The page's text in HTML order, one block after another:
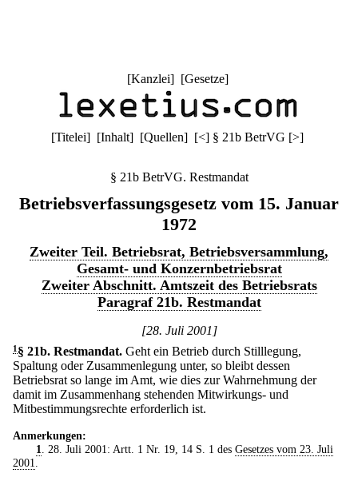
[Kanzlei] [Gesetze]
[Titelei] [Inhalt] [Quellen] [<] § 21b BetrVG [>]
§ 21b BetrVG. Restmandat
Betriebsverfassungsgesetz vom 15. Januar
1972
Zweiter Teil. Betriebsrat, Betriebsversammlung,
Gesamt- und Konzernbetriebsrat
Zweiter Abschnitt. Amtszeit des Betriebsrats
Paragraf 21b. Restmandat
[28. Juli 2001]
1 § 21b. Restmandat. Geht ein Betrieb durch Stilllegung,
Spaltung oder Zusammenlegung unter, so bleibt dessen
Betriebsrat so lange im Amt, wie dies zur Wahrnehmung der
damit im Zusammenhang stehenden Mitwirkungs- und
Mitbestimmungsrechte erforderlich ist.
Anmerkungen:
1
. 28. Juli 2001: Artt. 1 Nr. 19, 14 S. 1 des Gesetzes vom 23. Juli
2001